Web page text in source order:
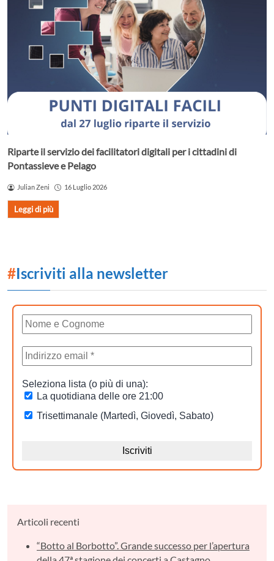
Riparte il servizio dei facilitatori digitali per i cittadini di
Pontassieve e Pelago
Julian Zeni 16 Luglio 2026
Leggi di più
#Iscriviti alla newsletter
Articoli recenti
“Botto al Borbotto”. Grande successo per l’apertura